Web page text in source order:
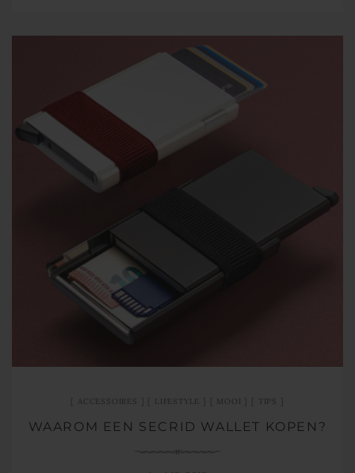
ACCESSOIRES LIFESTYLE MOOI TIPS
WAAROM EEN SECRID WALLET KOPEN?